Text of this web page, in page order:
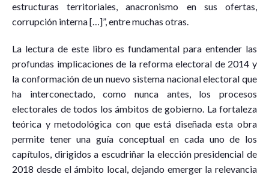
estructuras territoriales, anacronismo en sus ofertas,
corrupción interna […]”, entre muchas otras.
La lectura de este libro es fundamental para entender las
profundas implicaciones de la reforma electoral de 2014 y
la conformación de un nuevo sistema nacional electoral que
ha interconectado, como nunca antes, los procesos
electorales de todos los ámbitos de gobierno. La fortaleza
teórica y metodológica con que está diseñada esta obra
permite tener una guía conceptual en cada uno de los
capítulos, dirigidos a escudriñar la elección presidencial de
2018 desde el ámbito local, dejando emerger la relevancia